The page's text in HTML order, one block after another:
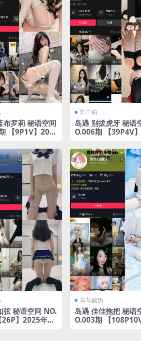
布罗莉 秘语空间
【9P1V】202
刘二萌
岛遇 别拔虎牙 秘语
O.006期 【39P4V
弦 秘语空间 NO.
】2025年完
草莓酸奶
岛遇 佳佳拖把 秘语
O.003期 【